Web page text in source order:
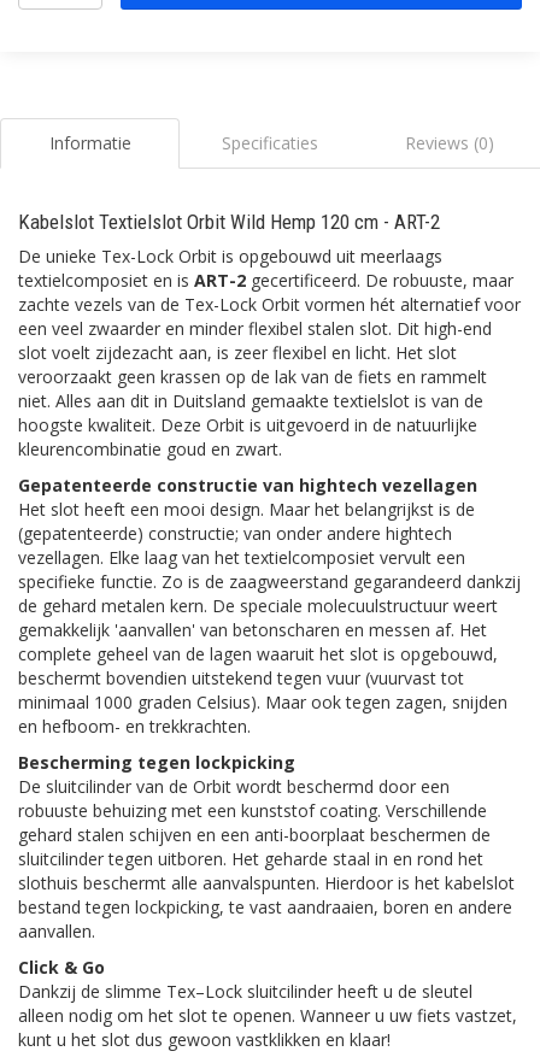
Informatie Specificaties Reviews (0)
Kabelslot Textielslot Orbit Wild Hemp 120 cm - ART-2
De unieke Tex-Lock Orbit is opgebouwd uit meerlaags
textielcomposiet en is ART-2 gecertificeerd. De robuuste, maar
zachte vezels van de Tex-Lock Orbit vormen hét alternatief voor
een veel zwaarder en minder flexibel stalen slot. Dit high-end
slot voelt zijdezacht aan, is zeer flexibel en licht. Het slot
veroorzaakt geen krassen op de lak van de fiets en rammelt
niet. Alles aan dit in Duitsland gemaakte textielslot is van de
hoogste kwaliteit. Deze Orbit is uitgevoerd in de natuurlijke
kleurencombinatie goud en zwart.
Gepatenteerde constructie van hightech vezellagen
Het slot heeft een mooi design. Maar het belangrijkst is de
(gepatenteerde) constructie; van onder andere hightech
vezellagen. Elke laag van het textielcomposiet vervult een
specifieke functie. Zo is de zaagweerstand gegarandeerd dankzij
de gehard metalen kern. De speciale molecuulstructuur weert
gemakkelijk 'aanvallen' van betonscharen en messen af. Het
complete geheel van de lagen waaruit het slot is opgebouwd,
beschermt bovendien uitstekend tegen vuur (vuurvast tot
minimaal 1000 graden Celsius). Maar ook tegen zagen, snijden
en hefboom- en trekkrachten.
Bescherming tegen lockpicking
De sluitcilinder van de Orbit wordt beschermd door een
robuuste behuizing met een kunststof coating. Verschillende
gehard stalen schijven en een anti-boorplaat beschermen de
sluitcilinder tegen uitboren. Het geharde staal in en rond het
slothuis beschermt alle aanvalspunten. Hierdoor is het kabelslot
bestand tegen lockpicking, te vast aandraaien, boren en andere
aanvallen.
Click & Go
Dankzij de slimme Tex–Lock sluitcilinder heeft u de sleutel
alleen nodig om het slot te openen. Wanneer u uw fiets vastzet,
kunt u het slot dus gewoon vastklikken en klaar!